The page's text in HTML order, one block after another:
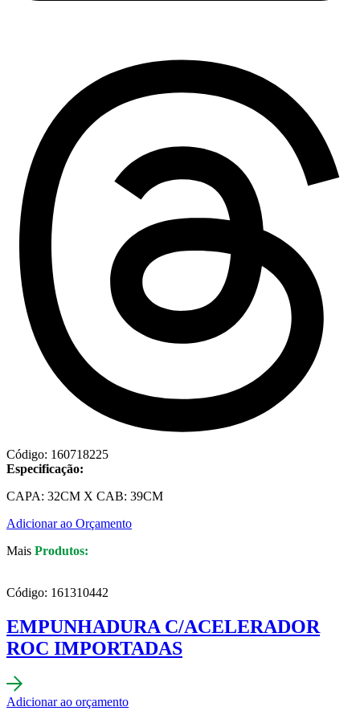
Código: 160718225
Especificação:
CAPA: 32CM X CAB: 39CM
Adicionar ao Orçamento
Mais Produtos:
Código: 161310442
EMPUNHADURA C/ACELERADOR
ROC IMPORTADAS
Adicionar ao orçamento